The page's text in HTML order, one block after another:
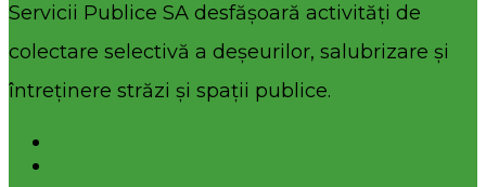
Servicii Publice SA desfășoară activități de
colectare selectivă a deșeurilor, salubrizare și
întreținere străzi și spații publice.